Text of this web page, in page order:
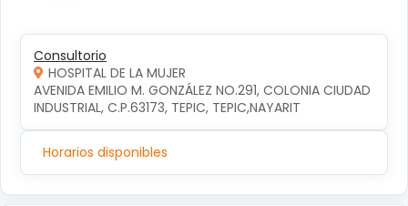
Consultorio
HOSPITAL DE LA MUJER
AVENIDA EMILIO M. GONZÁLEZ NO.291, COLONIA CIUDAD
INDUSTRIAL, C.P.63173, TEPIC, TEPIC,NAYARIT
Horarios disponibles